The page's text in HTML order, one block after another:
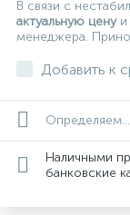
В связи с
актуальную ценуи
менеджера.
Добавить к
Определяем...
Наличными
банковские